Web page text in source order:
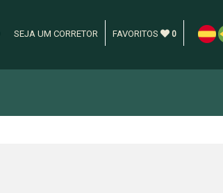
SEJA UM CORRETOR FAVORITOS 0